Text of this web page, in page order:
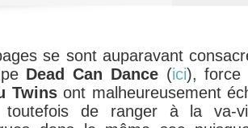
se sont auparavant
Dead Can Dance(ici), force
Twinsont malheureusement
toutefois de ranger à la va-